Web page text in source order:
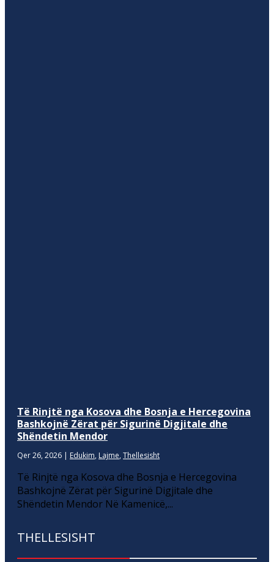
Të Rinjtë nga Kosova dhe Bosnja e Hercegovina
Bashkojnë Zërat për Sigurinë Digjitale dhe
Shëndetin Mendor
Qer 26, 2026 | Edukim, Lajme, Thellesisht
Të Rinjtë nga Kosova dhe Bosnja e Hercegovina
Bashkojnë Zërat për Sigurinë Digjitale dhe
Shëndetin Mendor Në Kamenicë,...
THELLESISHT